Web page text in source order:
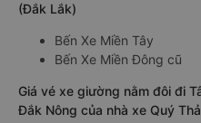
(Đắk Lắk)
Bến Xe Miền Tây
Bến Xe Miền Đông cũ
Giá vé xe giường nằm đôi đi
Đắk Nông của nhà xe Quý